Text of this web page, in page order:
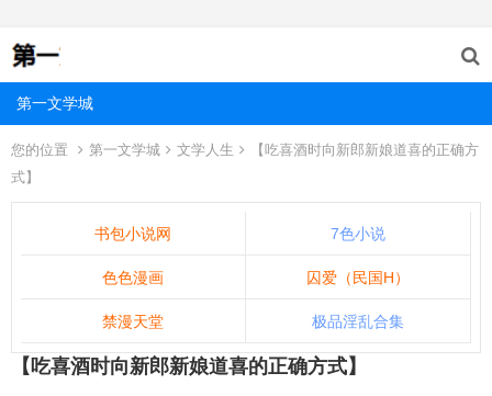
第一文学城
您的位置 第一文学城 文学人生
【吃喜酒时向新郎新娘道喜的正确方
式】
书包小说网 7色小说
色色漫画 囚爱（民国H）
禁漫天堂 极品淫乱合集
【吃喜酒时向新郎新娘道喜的正确方式】